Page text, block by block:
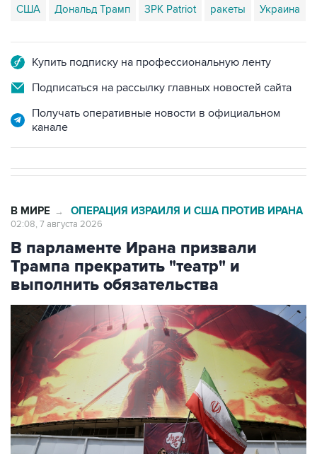
США Дональд Трамп ЗРК Patriot ракеты Украина
Купить подписку на профессиональную ленту
Подписаться на рассылку главных новостей сайта
Получать оперативные новости в официальном
канале
В МИРЕ → ОПЕРАЦИЯ ИЗРАИЛЯ И США ПРОТИВ ИРАНА
02:08, 7 августа 2026
В парламенте Ирана призвали
Трампа прекратить "театр" и
выполнить обязательства